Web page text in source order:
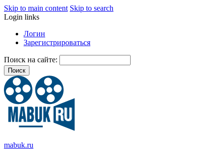
Skip to main content Skip to search
Login links
Логин
Зарегистрироваться
Поиск на сайте:
mabuk.ru